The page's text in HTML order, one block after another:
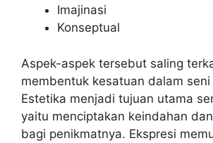
Imajinasi
Konseptual
Aspek-aspek tersebut saling
membentuk kesatuan dalam seni
Estetika menjadi tujuan utama
yaitu menciptakan keindahan
bagi penikmatnya. Ekspresi